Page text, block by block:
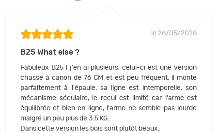
le 26/05/2026
B25 What else ?
Fabuleux B25 ! j'en ai plusieurs, celui-ci est une version
chasse à canon de 76 CM et est peu fréquent, il monte
parfaitement à l'épaule, sa ligne est intemporelle, son
mécanisme séculaire, le recul est limité car l'arme est
équilibrée et bien en ligne, l'arme ne semble pas lourde
malgré un peu plus de 3.5 KG.
Dans cette version les bois sont plutôt beaux.